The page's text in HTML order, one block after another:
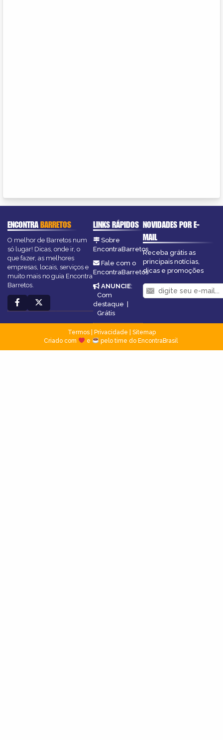
ENCONTRABARRETOS
O melhor de Barretos num
só lugar! Dicas, onde ir, o
que fazer, as melhores
empresas, locais, serviços e
muito mais no guia Encontra
Barretos.
LINKS RÁPIDOS
Sobre
EncontraBarretos
Fale com o
EncontraBarretos
ANUNCIE:
Com
destaque |
Grátis
NOVIDADES POR E-
MAIL
Receba grátis as
principais notícias,
dicas e promoções
Termos| Privacidade
Sitemap
Criado com
e pelo time do EncontraBrasil